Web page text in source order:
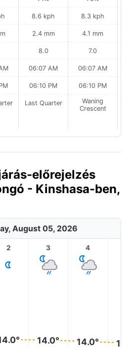
8.6 kph
2.4 mm
8.0
06:07 AM
06:10 PM
Last Quarter
8.3 kph
4.1 mm
7.0
06:07 AM
06:10 PM
Waning
Crescent
előrejelzés
- Kinshasa-ben,
August 05, 2026
2 3
14.0°
4
14.0°